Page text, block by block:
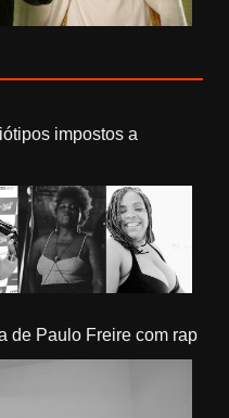
impostos a
de Paulo Freire com rap